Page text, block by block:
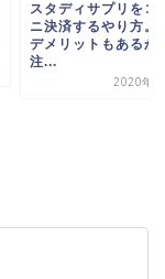
スタディサプリをコ
ニ決済するやり方。
デメリットもあるか
注...
2020年3